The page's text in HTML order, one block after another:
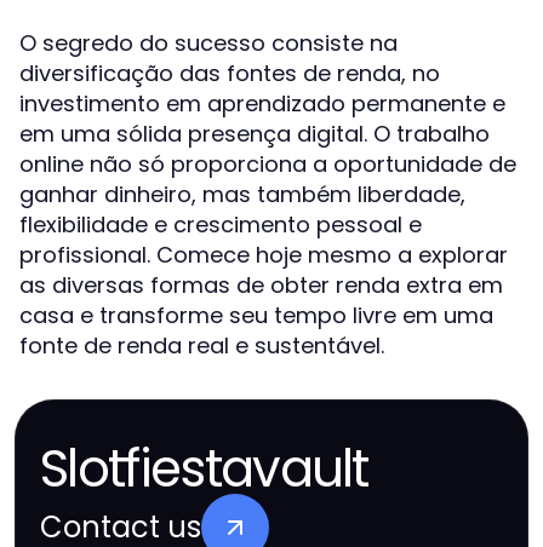
O segredo do sucesso consiste na
diversificação das fontes de renda, no
investimento em aprendizado permanente e
em uma sólida presença digital. O trabalho
online não só proporciona a oportunidade de
ganhar dinheiro, mas também liberdade,
flexibilidade e crescimento pessoal e
profissional. Comece hoje mesmo a explorar
as diversas formas de obter renda extra em
casa e transforme seu tempo livre em uma
fonte de renda real e sustentável.
Slotfiestavault
Contact us